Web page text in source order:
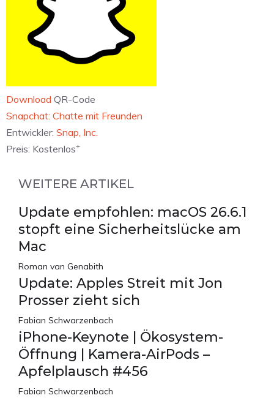
Download QR-Code
‎Snapchat: Chatte mit Freunden
Entwickler: Snap, Inc.
Preis: Kostenlos+
WEITERE ARTIKEL
Update empfohlen: macOS 26.6.1
stopft eine Sicherheitslücke am
Mac
Roman van Genabith
Update: Apples Streit mit Jon
Prosser zieht sich
Fabian Schwarzenbach
iPhone-Keynote | Ökosystem-
Öffnung | Kamera-AirPods –
Apfelplausch #456
Fabian Schwarzenbach